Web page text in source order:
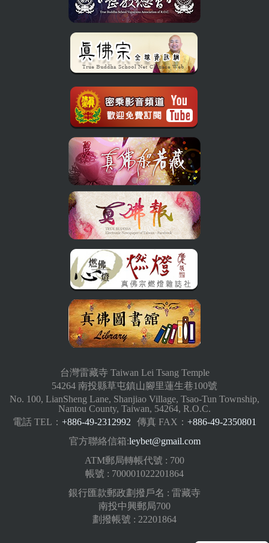
台灣雷藏寺 Taiwan Lei Tsang Temple
54264 南投縣草屯鎮山腳里蓮生巷100號
No. 100, LianSheng Lane, Shanjiao Village, Tsao-Tun Township,
Nantou County, Taiwan, 54264, R.O.C.
電話 TEL： +886-49-2312992 傳真 FAX： +886-49-2350801
官方聯絡信箱:leybet@gmail.com
ATM郵局轉帳代號 : 700
帳號 : 700001022201864
銀行匯款郵政劃撥戶名 : 雷藏寺
南投中興郵局700
劃撥帳號 : 22201864